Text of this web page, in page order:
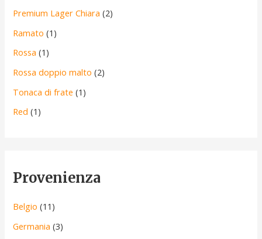
Premium Lager Chiara (2)
Ramato (1)
Rossa (1)
Rossa doppio malto (2)
Tonaca di frate (1)
Red (1)
Provenienza
Belgio (11)
Germania (3)